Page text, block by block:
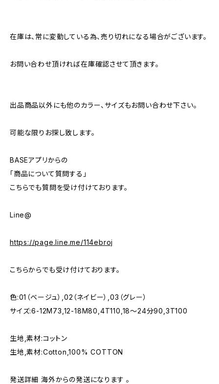
在庫は、常に変動している為、売り切れになる場合がございます。
お問い合わせ頂ければ在庫確認させて頂きます。
出品商品以外にも他のカラー、サイズもお問い合わせ下さい。
可能な限りお探し致します。
BASEアプリからの
「商品について質問する」
こちらでも質問を受け付けております。
Line@
https://page.line.me/114ebroj
こちらからでも受け付けております。
色:01（ベージュ）,02（ネイビー）,03（グレー）
サイズ:6-12M73,12-18M80,4T110,18〜24分90,3T100
生地,素材:コットン
生地,素材:Cotton,100% COTTON
発送詳細 海外からの発送になります 。